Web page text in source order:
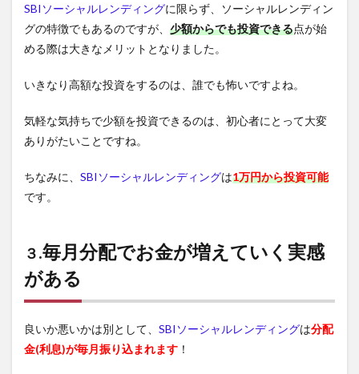
SBIソーシャルレンディングに限らず、ソーシャルレンディン
グの特徴でもあるのですが、 少額からでも投資できる点が始
める際は大きなメリットとなりました。
いきなり高額な投資をするのは、誰でも怖いですよね。
気軽な気持ちで少額を投資できるのは、初心者にとって大変
ありがたいことですね。
ちなみに、 SBIソーシャルレンディングは1万円から投資可能
です。
３.毎月分配でお金が増えていく実感
がある
良いか悪いかは別として、 SBIソーシャルレンディングは分配
金(利息)が毎月振り込まれます ！